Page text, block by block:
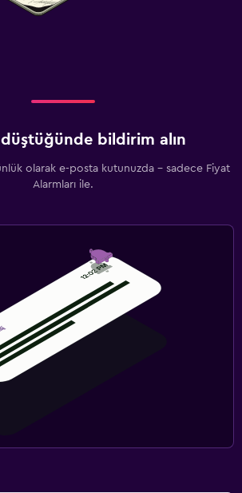
bildirim alın
olarak e-posta kutunuzda - sadece Fiyat
Alarmları ile.